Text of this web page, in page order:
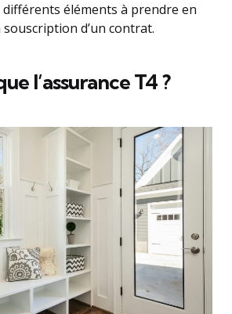
éléments à prendre en
d’un contrat.
l’assurance T4 ?